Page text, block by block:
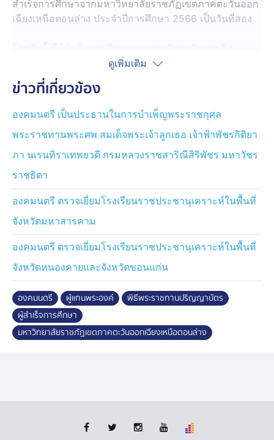
สำเร็จการศึกษาจากมหาวิทยาลัยราชภัฏเขตภาคตะวันออก
เฉียงเหนือตอนล่าง ประจำปีการศึกษา 2566 เป็นวันที่สอง
ศรีสะเกษ มหาวิทยาลัยราชภัฏสุรินทร์ และมหาวิทยาลัย
ราชภัฏอุบลราชธานี เข้ารับปริญญาบัตร ประกอบด้วย ผู้ทรง
คุณวุฒิ จากมหาวิทยาลัยราชภัฏอุบลราชธานี เข้ารับ
ปริญญาวิทยาศาสตรมหาบัณฑิตกิตติมศักดิ์ สาขาวิชา
วิทยาศาสตร์การกีฬาและการออกกำลังกาย 1 คน รวมทั้งผู้
สำเร็จการศึกษาในระดับปริญญาเอก ปริญญาโท และ
ปริญญาตรี เข้ารับปริญญาบัตร รวม 1,309 คน
มหาวิทยาลัยราชภัฏศรีสะเกษ น้อมนำพระบรมราโชบาย
ด้านการศึกษา เพื่อการพัฒนาท้องถิ่น ตามแนวคิดพันธกิจ
สัมพันธ์มหาวิทยาลัยกับสังคม เน้นการบูรณาการด้วยการ
สร้างบัณฑิตและพัฒนากำลังคนเชิงคุณภาพทุกช่วงวัย ให้
สอดคล้องกับความต้องการของสังคมและประเทศ ใช้
กระบวนการวิศวกรสังคมเป็นกลไกในการพัฒนาคุณภาพ
ชีวิต สู่การพึ่งพาตนเองได้อย่างยั่งยืน ใช้งานวิจัยมาปรับใช้
ในการประกอบอาชีพ น้อมนำศาสตร์พระราชาสู่การพัฒนา
ท้องถิ่นในด้านการศึกษา เศรษฐกิจ และสังคม ตลอดจน
สร้างความมั่นคง มั่งคั่ง ด้วยโครงการส่งเสริมช่องทางการ
จัดจำหน่ายสินค้าจากผลิตภัณฑ์ชุมชน และสินค้าเกษตรจาก
ชุมชนสู่ตลาดแก้จน โครงการวิจัยขจัดความยากจน ลด
สำหรับ มหาวิทยาลัยราชภัฏสุรินทร์ เป็นสถาบันอุดมศึกษา
ดำเนินการขับเคลื่อนยุทธศาสตร์ระยะ 5 ปี มุ่งยกระดับ
ดูเพิ่มเติม
ข่าวที่เกี่ยวข้อง
องคมนตรี เป็นประธานในการบำเพ็ญพระราชกุศล
พระราชทานพระศพ สมเด็จพระเจ้าลูกเธอ เจ้าฟ้าพัชรกิติยา
ภา นเรนทิราเทพยวดี กรมหลวงราชสาริณีสิริพัชร มหาวัชร
ราชธิดา
องคมนตรี ตรวจเยี่ยมโรงเรียนราชประชานุเคราะห์ในพื้นที่
จังหวัดมหาสารคาม
องคมนตรี ตรวจเยี่ยมโรงเรียนราชประชานุเคราะห์ในพื้นที่
จังหวัดหนองคายและจังหวัดขอนแก่น
องคมนตรี ผู้แทนพระองค์
พิธีพระราชทานปริญญาบัตร
ผู้สำเร็จการศึกษา
มหาวิทยาลัยราชภัฏเขตภาคตะวันออกเฉียงเหนือตอนล่าง